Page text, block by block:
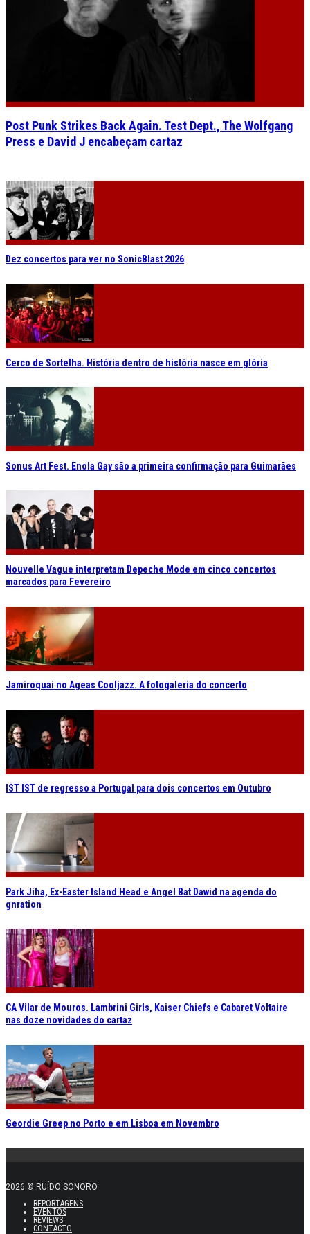
Post Punk Strikes Back Again. Test Dept., The Wolfgang
Press e David J encabeçam cartaz
Dez concertos para ver no SonicBlast 2026
Cerco de Sortelha. História dentro de história nasce em glória
Sonus Art Fest. Enola Gay são a primeira confirmação para Guimarães
Nouvelle Vague interpretam Depeche Mode em cinco concertos
marcados para Fevereiro
Jamiroquai no Ageas Cooljazz. A fotogaleria do concerto
IST IST de regresso a Portugal para dois concertos em Outubro
Park Jiha, Ex-Easter Island Head e Angel Bat Dawid na agenda do
gnration
CA Vilar de Mouros. Lambrini Girls, Kaiser Chiefs e Cabaret Voltaire
nas doze novidades do cartaz
Geordie Greep no Porto e em Lisboa em Novembro
2026 © RUÍDO SONORO
REPORTAGENS
EVENTOS
REVIEWS
CONTACTO